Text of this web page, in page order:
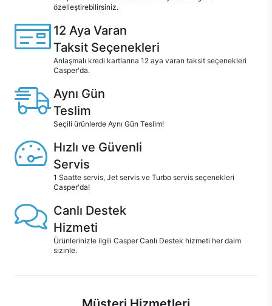
özelleştirebilirsiniz.
12 Aya Varan
Taksit Seçenekleri
Anlaşmalı kredi kartlarına 12 aya varan taksit seçenekleri
Casper'da.
Aynı Gün
Teslim
Seçili ürünlerde Aynı Gün Teslim!
Hızlı ve Güvenli
Servis
1 Saatte servis, Jet servis ve Turbo servis seçenekleri
Casper'da!
Canlı Destek
Hizmeti
Ürünlerinizle ilgili Casper Canlı Destek hizmeti her daim
sizinle.